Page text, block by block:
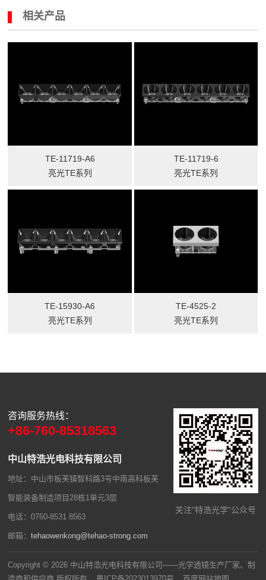
相关产品
TE-11719-A6
亮光TE系列
TE-11719-6
亮光TE系列
TE-15930-A6
亮光TE系列
TE-4525-2
亮光TE系列
咨询服务热线：
+86-760-85318563
中山特浩光电科技有限公司
地址：中山市板芙镇智科路3号中南高科板芙
智能装备制造项目28栋1单元3层
电话：0760-8531 8563
邮箱：tehaowenkong@tehao-strong.com
关注"特浩光学"公众号
Copyright © 2026 中山特浩光电科技有限公司——光学透镜生产厂家、制